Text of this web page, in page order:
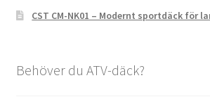
CST CM-NK01 – Modernt sportdäck för
Behöver du ATV-däck?